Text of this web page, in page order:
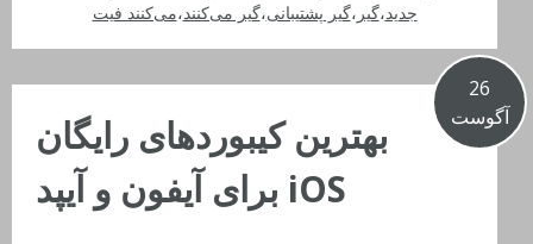
جدید،گیر ،گیر پشتیبانی،گیر می‌کنند،می‌کنند فیت
26
آگوست
بهترین کیبوردهای رایگان
iOS برای آیفون و آیپد